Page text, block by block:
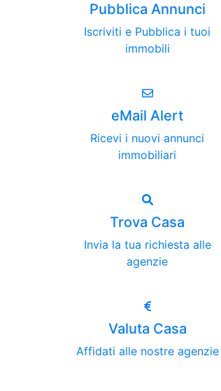
Pubblica Annunci
Iscriviti e Pubblica i tuoi
immobili
eMail Alert
Ricevi i nuovi annunci
immobiliari
Trova Casa
Invia la tua richiesta alle
agenzie
Valuta Casa
Affidati alle nostre agenzie